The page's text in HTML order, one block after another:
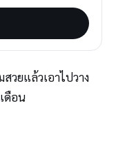
ยแล้วเอาไปวาง
ดือน